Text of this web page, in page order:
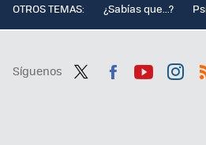
OTROS TEMAS: ¿Sabías que...?
Síguenos